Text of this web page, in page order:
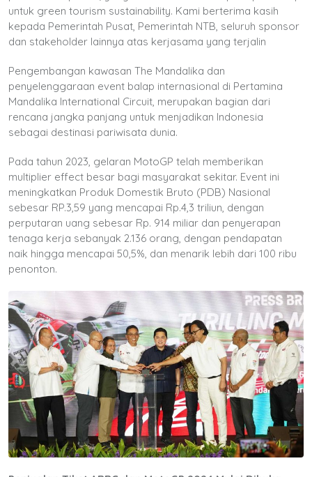
untuk green tourism sustainability. Kami berterima kasih
kepada Pemerintah Pusat, Pemerintah NTB, seluruh sponsor
dan stakeholder lainnya atas kerjasama yang terjalin
Pengembangan kawasan The Mandalika dan
penyelenggaraan event balap internasional di Pertamina
Mandalika International Circuit, merupakan bagian dari
rencana jangka panjang untuk menjadikan Indonesia
sebagai destinasi pariwisata dunia.
Pada tahun 2023, gelaran MotoGP telah memberikan
multiplier effect besar bagi masyarakat sekitar. Event ini
meningkatkan Produk Domestik Bruto (PDB) Nasional
sebesar RP.3,59 yang mencapai Rp.4,3 triliun, dengan
perputaran uang sebesar Rp. 914 miliar dan penyerapan
tenaga kerja sebanyak 2.136 orang, dengan pendapatan
naik hingga mencapai 50,5%, dan menarik lebih dari 100 ribu
penonton.